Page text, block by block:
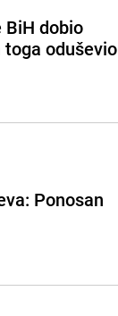
dobio
toga oduševio
Ponosan